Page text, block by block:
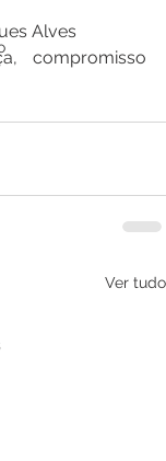
Alves
compromisso
Ver tudo